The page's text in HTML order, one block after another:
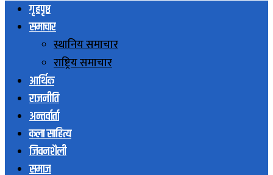
गृहपृष्ठ
समाचार
स्थानिय समाचार
राष्ट्रिय समाचार
आर्थिक
राजनीति
अन्तर्वार्ता
कला साहित्य
जिवनशैली
समाज